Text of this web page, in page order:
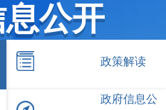
公开
政策解读
政府信息公